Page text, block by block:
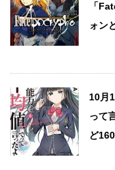
「
ォン
10月
って
ど